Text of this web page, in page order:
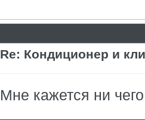
Re: Кондиционер и
Мне кажется ни